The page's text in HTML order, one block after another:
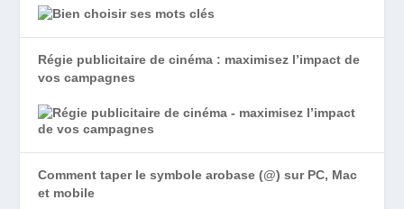
Régie publicitaire de cinéma : maximisez l’impact de
vos campagnes
Comment taper le symbole arobase (@) sur PC, Mac
et mobile